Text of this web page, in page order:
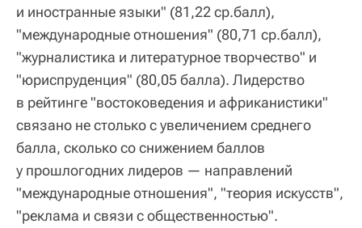
и иностранные языки" (81,22 ср.балл),
"международные отношения" (80,71 ср.балл),
"журналистика и литературное творчество" и
"юриспруденция" (80,05 балла). Лидерство
в рейтинге "востоковедения и африканистики"
связано не столько с увеличением среднего
балла, сколько со снижением баллов
у прошлогодних лидеров — направлений
"международные отношения", "теория искусств",
"реклама и связи с общественностью".